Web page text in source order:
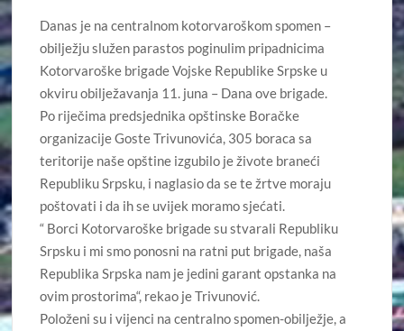
Danas je na centralnom kotorvaroškom spomen –
obilježju služen parastos poginulim pripadnicima
Kotorvaroške brigade Vojske Republike Srpske u
okviru obilježavanja 11. juna – Dana ove brigade.
Po riječima predsjednika opštinske Boračke
organizacije Goste Trivunovića, 305 boraca sa
teritorije naše opštine izgubilo je živote braneći
Republiku Srpsku, i naglasio da se te žrtve moraju
poštovati i da ih se uvijek moramo sjećati.
“ Borci Kotorvaroške brigade su stvarali Republiku
Srpsku i mi smo ponosni na ratni put brigade, naša
Republika Srpska nam je jedini garant opstanka na
ovim prostorima“, rekao je Trivunović.
Položeni su i vijenci na centralno spomen-obilježje, a